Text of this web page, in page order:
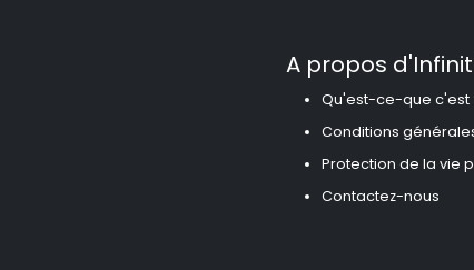
A propos
Qu'est-ce-que c'est
Conditions
Protection de la vie
Contactez-nous